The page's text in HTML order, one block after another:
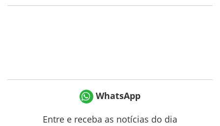
WhatsApp
Entre e receba as notícias do dia